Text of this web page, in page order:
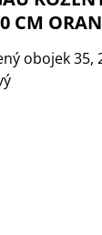
CM
obojek 35,